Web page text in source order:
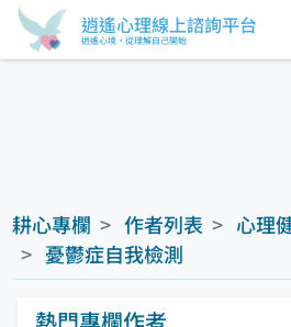
逍遙心理線上諮詢平台
逍遙心境，從理解自己開始
耕心專欄 作者列表
心理
憂鬱症自我檢測